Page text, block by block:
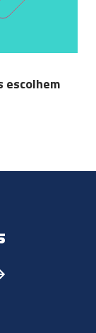
escolhem